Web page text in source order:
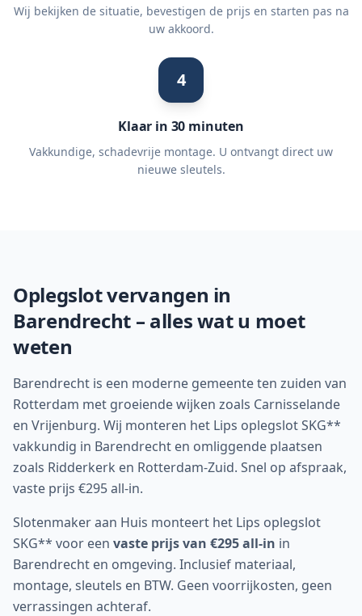
Wij bekijken de situatie, bevestigen de prijs en starten pas na
uw akkoord.
4
Klaar in 30 minuten
Vakkundige, schadevrije montage. U ontvangt direct uw
nieuwe sleutels.
Oplegslot vervangen in
Barendrecht – alles wat u moet
weten
Barendrecht is een moderne gemeente ten zuiden van
Rotterdam met groeiende wijken zoals Carnisselande
en Vrijenburg. Wij monteren het Lips oplegslot SKG**
vakkundig in Barendrecht en omliggende plaatsen
zoals Ridderkerk en Rotterdam-Zuid. Snel op afspraak,
vaste prijs €295 all-in.
Slotenmaker aan Huis monteert het Lips oplegslot
SKG** voor een vaste prijs van €295 all-in in
Barendrecht en omgeving. Inclusief materiaal,
montage, sleutels en BTW. Geen voorrijkosten, geen
verrassingen achteraf.